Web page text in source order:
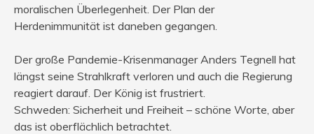
moralischen Überlegenheit. Der Plan der
Herdenimmunität ist daneben gegangen.
Der große Pandemie-Krisenmanager Anders Tegnell hat
längst seine Strahlkraft verloren und auch die Regierung
reagiert darauf. Der König ist frustriert.
Schweden: Sicherheit und Freiheit – schöne Worte, aber
das ist oberflächlich betrachtet.